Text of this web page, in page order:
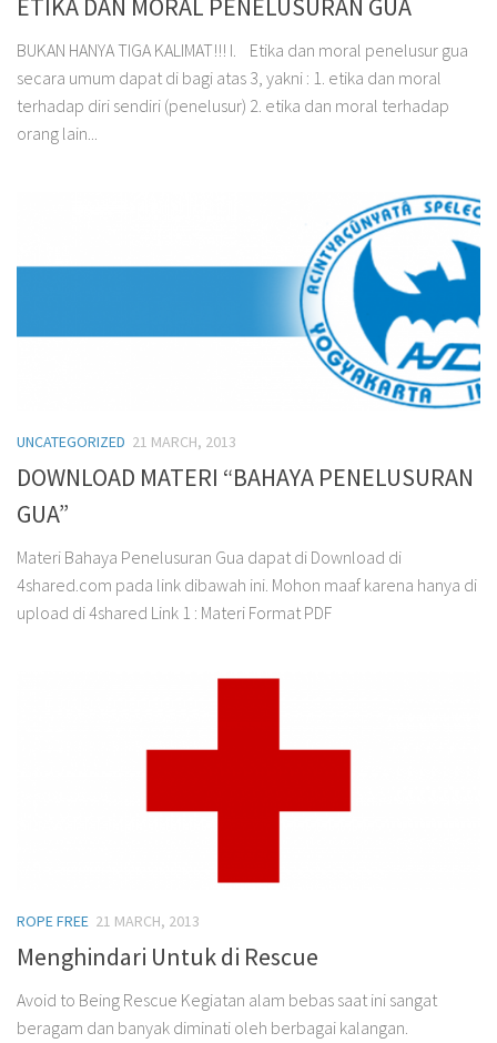
ETIKA DAN MORAL PENELUSURAN GUA
BUKAN HANYA TIGA KALIMAT!!! I. Etika dan moral penelusur gua
secara umum dapat di bagi atas 3, yakni : 1. etika dan moral
terhadap diri sendiri (penelusur) 2. etika dan moral terhadap
orang lain...
UNCATEGORIZED 21 MARCH, 2013
DOWNLOAD MATERI “BAHAYA PENELUSURAN
GUA”
Materi Bahaya Penelusuran Gua dapat di Download di
4shared.com pada link dibawah ini. Mohon maaf karena hanya di
upload di 4shared Link 1 : Materi Format PDF
ROPE FREE 21 MARCH, 2013
Menghindari Untuk di Rescue
Avoid to Being Rescue Kegiatan alam bebas saat ini sangat
beragam dan banyak diminati oleh berbagai kalangan.